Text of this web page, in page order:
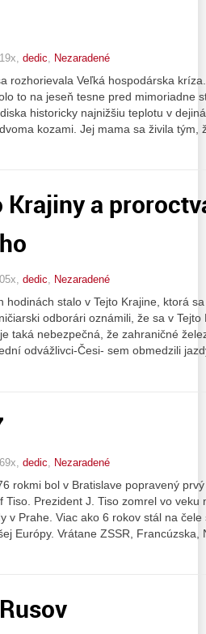
dedic Nezaradené
rozhorievala Veľká hospodárska
to na jeseň tesne pred mimoriadne
historicky najnižšiu teplotu v
kozami. Jej mama sa živila
Krajiny a
dedic, Nezaradené
hodinách stalo v Tejto Krajine, ktorá
odborári oznámili, že sa v
taká nebezpečná, že zahraničné
odvážlivci-Česi- sem obmedzili
dedic, Nezaradené
rokmi bol v Bratislave popravený
Tiso. Prezident J. Tiso zomrel vo veku
v Prahe. Viac ako 6 rokov stál na
Európy. Vrátane ZSSR,